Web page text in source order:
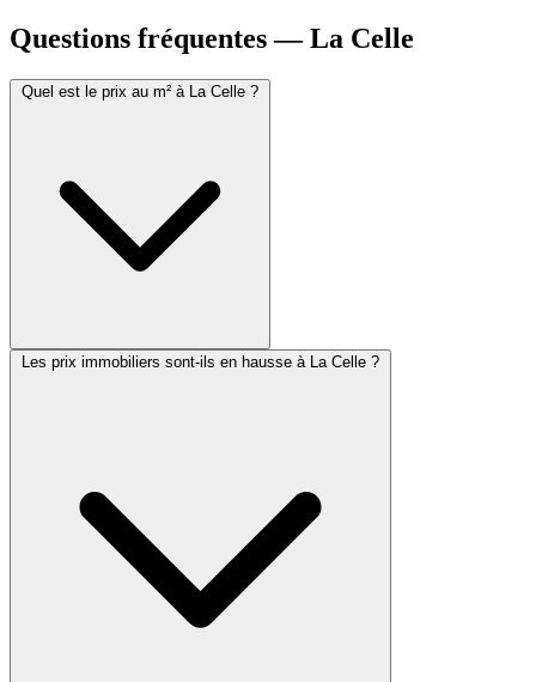
Questions fréquentes — La Celle
Quel est le prix au m² à La Celle ?
Les prix immobiliers sont-ils en hausse à La Celle ?